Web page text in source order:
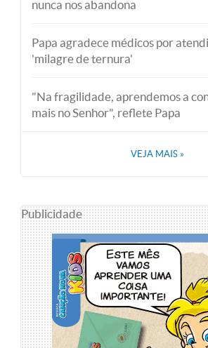
nunca nos abandona
Papa agradece médicos por
'milagre de ternura'
"Na fragilidade, aprendemos a
mais no Senhor", reflete Papa
VEJA MAIS »
Publicidade